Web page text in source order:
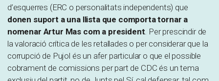
d’esquerres (ERC o personalitats independents) que
donen suport a una llista que comporta tornar a
nomenar Artur Mas com a president. Per prescindir de
la valoració crítica de les retallades o per considerar que la
corrupció de Pujol és un afer particular o que el possible
cobrament de comissions per part de CDC és un tema